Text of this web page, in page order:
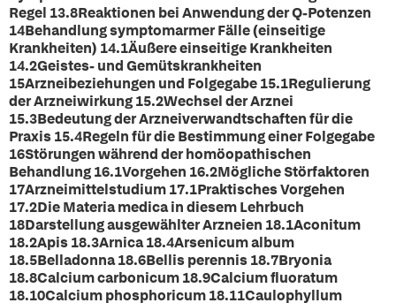
Regel 13.8Reaktionen bei Anwendung der Q-Potenzen
14Behandlung symptomarmer Fälle (einseitige
Krankheiten) 14.1Äußere einseitige Krankheiten
14.2Geistes- und Gemütskrankheiten
15Arzneibeziehungen und Folgegabe15.1Regulierung
der Arzneiwirkung 15.2Wechsel der Arznei
15.3Bedeutung der Arzneiverwandtschaften für die
Praxis 15.4Regeln für die Bestimmung einer Folgegabe
16Störungen während der homöopathischen
Behandlung16.1Vorgehen 16.2Mögliche Störfaktoren
17Arzneimittelstudium17.1Praktisches Vorgehen
17.2Die Materia medica in diesem Lehrbuch
18Darstellung ausgewählter Arzneien 18.1Aconitum
18.2Apis 18.3Arnica 18.4Arsenicum album
18.5Belladonna 18.6Bellis perennis 18.7Bryonia
18.8Calcium carbonicum 18.9Calcium fluoratum
18.10Calcium phosphoricum 18.11Caulophyllum